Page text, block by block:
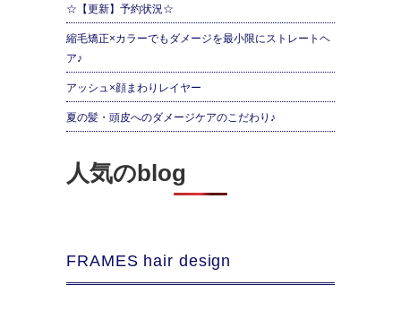
☆【更新】予約状況☆
縮毛矯正×カラーでもダメージを最小限にストレートヘ
ア♪
アッシュ×顔まわりレイヤー
夏の髪・頭皮へのダメージケアのこだわり♪
人気のblog
FRAMES hair design